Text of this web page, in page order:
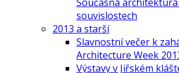
souvislostech
2013 a starší
Slavnostní večer k
Architecture Week
Výstavy v Jiřském